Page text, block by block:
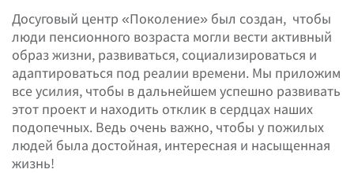
Досуговый центр «Поколение» был создан, чтобы
люди пенсионного возраста могли вести активный
образ жизни, развиваться, социализироваться и
адаптироваться под реалии времени. Мы приложим
все усилия, чтобы в дальнейшем успешно развивать
этот проект и находить отклик в сердцах наших
подопечных. Ведь очень важно, чтобы у пожилых
людей была достойная, интересная и насыщенная
жизнь!